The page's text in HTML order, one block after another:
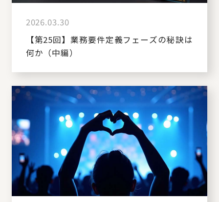
2026.03.30
【第25回】業務要件定義フェーズの秘訣は
何か（中編）